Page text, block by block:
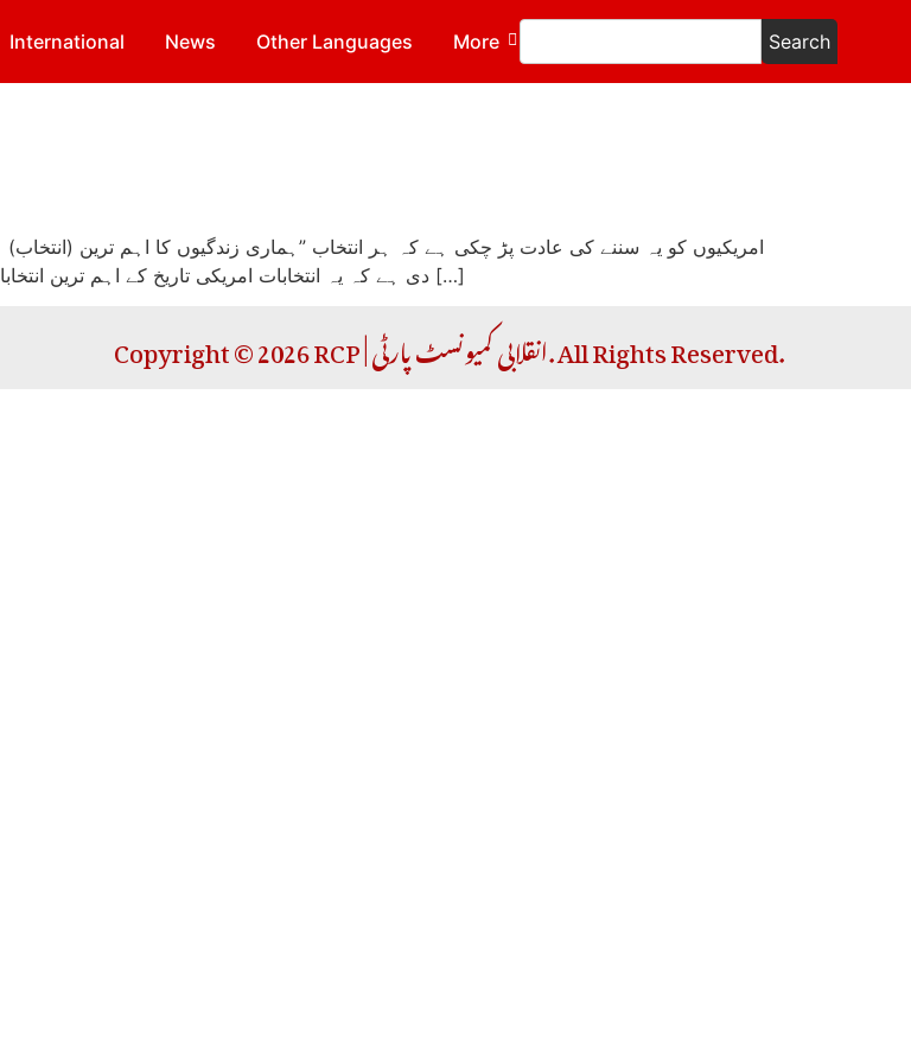
International News Other Languages More Search
امریکیوں کو یہ سننے کی عادت پڑ چکی ہے کہ ہر انتخاب ”ہماری زندگیوں کا اہم ترین
دی ہے کہ یہ انتخابات امریکی تاریخ کے اہم ترین انتخابات ہیں۔ ”ٹرمپ کی حمایت یا مخالفت؟!“۔ دونوں بڑی پارٹیوں کی جانب […]
Copyright © 2026 RCP | انقلابی کمیونسٹ پارٹی. All Rights Reserved.